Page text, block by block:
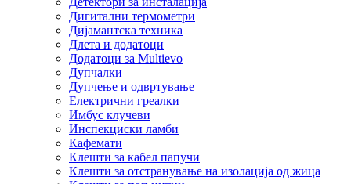
Дигитални термометри
Дијамантска техника
Длета и додатоци
Додатоци за Multievo
Дупчалки
Дупчење и одвртување
Електрични греалки
Имбус клучеви
Инспекциски ламби
Кафемати
Клешти за кабел папучи
Клешти за отстранување на изолација од жица